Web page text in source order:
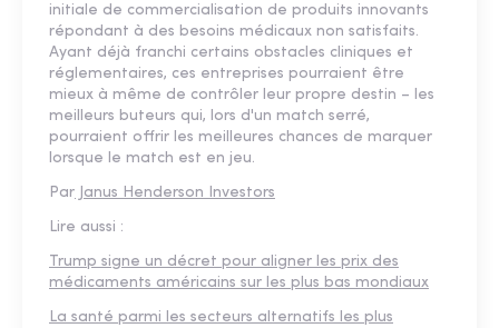
initiale de commercialisation de produits innovants
répondant à des besoins médicaux non satisfaits.
Ayant déjà franchi certains obstacles cliniques et
réglementaires, ces entreprises pourraient être
mieux à même de contrôler leur propre destin – les
meilleurs buteurs qui, lors d'un match serré,
pourraient offrir les meilleures chances de marquer
lorsque le match est en jeu.
Par Janus Henderson Investors
Lire aussi :
Trump signe un décret pour aligner les prix des
médicaments américains sur les plus bas mondiaux
La santé parmi les secteurs alternatifs les plus